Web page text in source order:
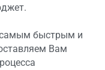
быстрым и
Вам